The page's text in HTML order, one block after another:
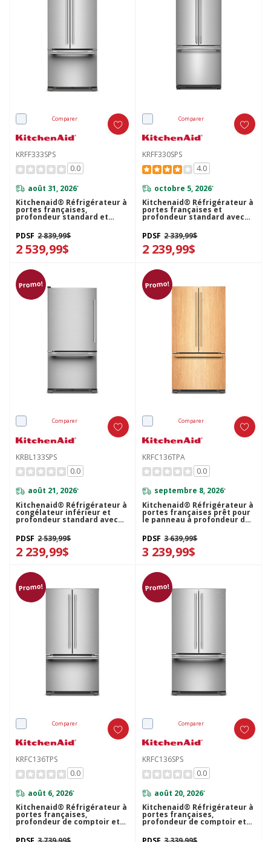
Comparer
KRFF333SPS
0.0
août 31, 2026*
Kitchenaid® Réfrigérateur à
portes françaises,
profondeur standard et
distributeur intérieur de 22
pi cu - 33 po KRFF333SPS
PDSF 2 839,99$
2 539,99$
Comparer
KRFF330SPS
4.0
octobre 5, 2026*
Kitchenaid® Réfrigérateur à
portes françaises et
profondeur standard avec
distributeur d'eau intérieur ,
fini PrintShield™ - 30 po - 20
pi cu KRFF330SPS
PDSF 2 339,99$
2 239,99$
Promo!
Comparer
KRBL133SPS
0.0
août 21, 2026*
Kitchenaid® Réfrigérateur à
congélateur inférieur et
profondeur standard avec
porte à charnière à gauche
de 22 pi cu - 33 po
KRBL133SPS
PDSF 2 539,99$
2 239,99$
Promo!
Comparer
KRFC136TPA
0.0
septembre 8, 2026*
Kitchenaid® Réfrigérateur à
portes françaises prêt pour
le panneau à profondeur de
comptoir et distributeur
intérieur de 22 pi cu - 36 po
KRFC136TPA
PDSF 3 639,99$
3 239,99$
Promo!
Comparer
KRFC136TPS
0.0
août 6, 2026*
Kitchenaid® Réfrigérateur à
portes françaises,
profondeur de comptoir et
distributeur intérieur de 22
pi cu - 36 po KRFC136TPS
Promo!
Comparer
KRFC136SPS
0.0
août 20, 2026*
Kitchenaid® Réfrigérateur à
portes françaises,
profondeur de comptoir et
distributeur intérieur de 20
pi cu - 36 po KRFC136SPS